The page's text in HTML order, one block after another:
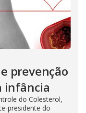
prevenção
infância
do Colesterol,
presidente do